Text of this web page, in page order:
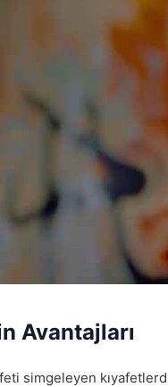
Avantajları
simgeleyen